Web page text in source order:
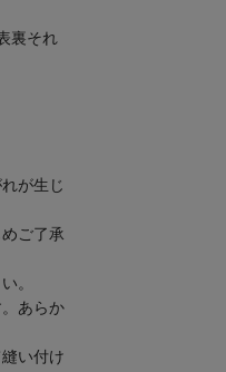
裏それ
が生じ
ご了承
。
あらか
い付け